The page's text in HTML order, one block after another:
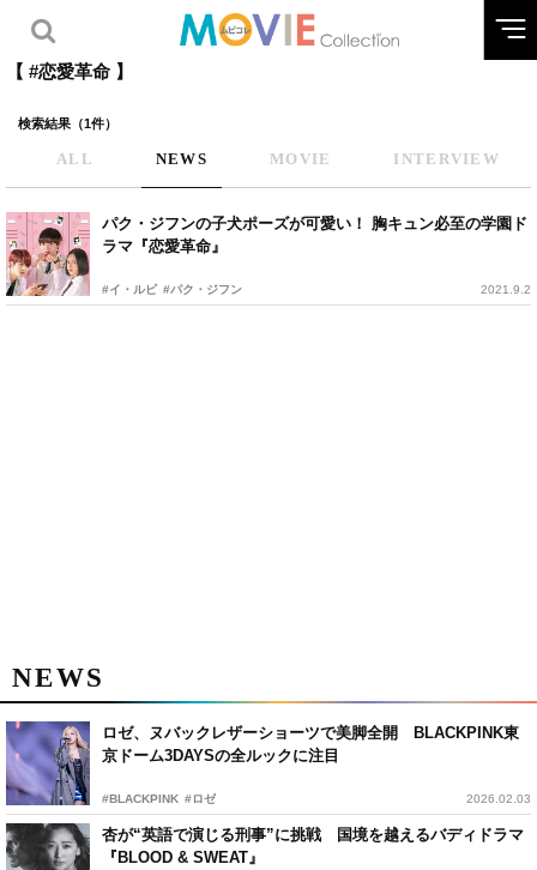
【 #恋愛革命 】
検索結果（1件）
ALL NEWS MOVIE INTERVIEW
パク・ジフンの子犬ポーズが可愛い！ 胸キュン必至の学園ド
ラマ『恋愛革命』
#イ・ルビ #パク・ジフン 2021.9.2
NEWS
ロゼ、ヌバックレザーショーツで美脚全開 BLACKPINK東
京ドーム3DAYSの全ルックに注目
#BLACKPINK #ロゼ 2026.02.03
杏が“英語で演じる刑事”に挑戦 国境を越えるバディドラマ
『BLOOD & SWEAT』